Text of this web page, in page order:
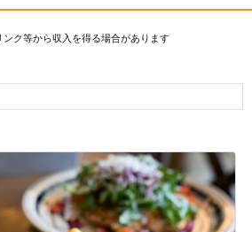
ンク等から収入を得る場合があります